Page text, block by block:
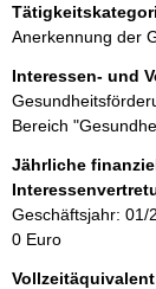
Anerkennung der
Interessen- und
Bereich
Jährliche
Geschäftsjahr: 01/
0 Euro